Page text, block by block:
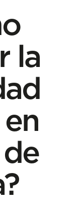
la